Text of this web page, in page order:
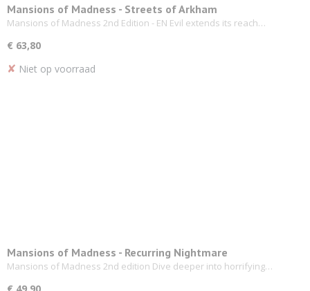
Mansions of Madness - Streets of Arkham
Mansions of Madness 2nd Edition - EN Evil extends its reach…
€ 63,80
✘ Niet op voorraad
Mansions of Madness - Recurring Nightmare
Mansions of Madness 2nd edition Dive deeper into horrifying…
€ 49,90